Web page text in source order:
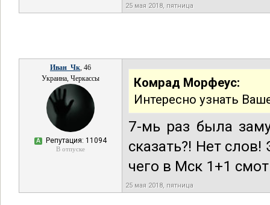
25 мая 2018, пятница
Иван_Чк, 46
Украина, Черкассы
А Репутация: 11094
В отпуске
Комрад Морфеус:
Интересно узнать
7-мь раз была
сказать?! Нет
чего в Мск 1+1
25 мая 2018, пятница